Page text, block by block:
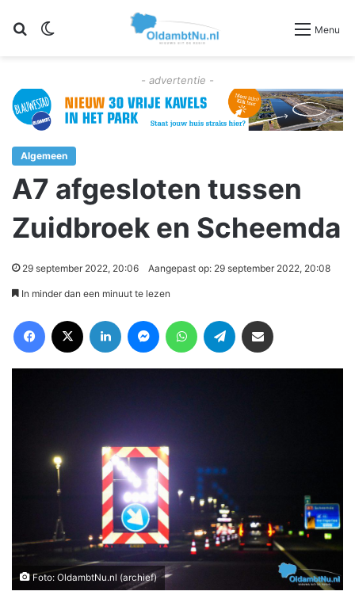
Zoeken Menu
- advertentie -
Algemeen
A7 afgesloten tussen
Zuidbroek en Scheemda
29 september 2022, 20:06 Aangepast op: 29 september 2022, 20:08
In minder dan een minuut te lezen
Foto: OldambtNu.nl (archief)